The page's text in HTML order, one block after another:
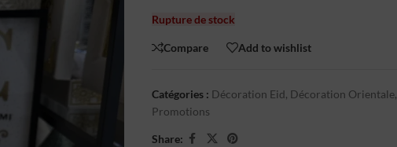
Rupture de stock
Compare Add to wishlist
Catégories : Décoration Eid, Décoration Orientale,
Promotions
Share: